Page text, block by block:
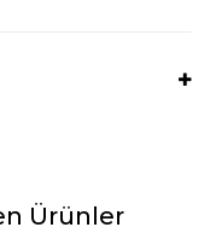
Ürünler